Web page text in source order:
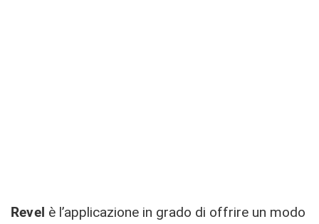
Revel è l’applicazione in grado di offrire un modo